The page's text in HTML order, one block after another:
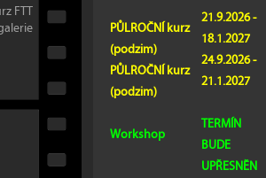
FTT
PŮLROČNÍ kurz
(podzim)
PŮLROČNÍ kurz
(podzim)
Workshop
21.9.2026 -
18.1.2027
24.9.2026 -
21.1.2027
TERMÍN
BUDE
UPŘESNĚN